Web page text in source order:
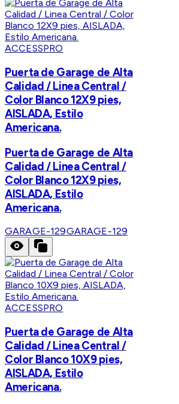
ACCESSPRO
Puerta de Garage de Alta
Calidad / Linea Central /
Color Blanco 12X9 pies,
AISLADA, Estilo
Americana.
Puerta de Garage de Alta
Calidad / Linea Central /
Color Blanco 12X9 pies,
AISLADA, Estilo
Americana.
GARAGE-129GARAGE-129
ACCESSPRO
Puerta de Garage de Alta
Calidad / Linea Central /
Color Blanco 10X9 pies,
AISLADA, Estilo
Americana.